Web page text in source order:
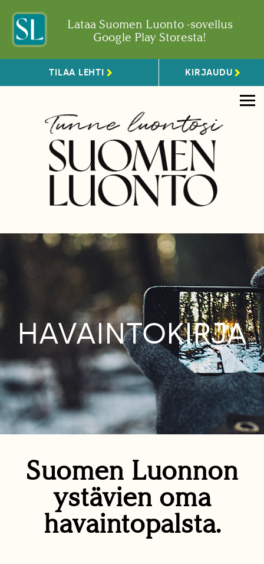
Lataa Suomen Luonto -sovellus
Google Play Storesta!
TILAA LEHTI KIRJAUDU
HAVAINTOKIRJA
Suomen Luonnon
ystävien oma
havaintopalsta.